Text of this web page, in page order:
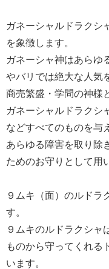
ガネーシャルドラクシ
を象徴します。
ガネーシャ神はあらゆ
やバリでは絶大な人気
商売繁盛・学問の神様
ガネーシャルドラクシ
などすべてのものを与
あらゆる障害を取り除
ためのお守りとして用
９ムキ（面）のルドラ
す。
９ムキのルドラクシャ
ものから守ってくれる
います。